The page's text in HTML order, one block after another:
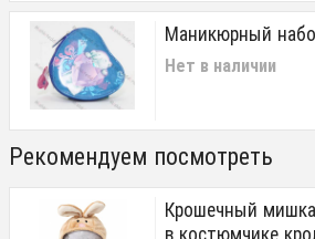
Маникюрный
Нет в наличии
Рекомендуем посмотреть
Крошечный
в костюмчике